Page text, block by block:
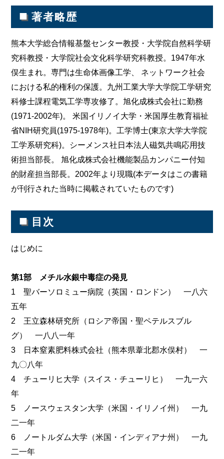
■ 著者略歴
熊本大学総合情報基盤センター教授・大学院自然科学研
究科教授・大学院社会文化科学研究科教授。1947年水
俣生まれ。専門は生命体画像工学、 ネットワーク社会
における私的権利の保護。九州工業大学大学院工学研究
科修士課程電気工学専攻修了。旭化成株式会社に勤務
(1971‐2002年)。 米国イリノイ大学・米国厚生教育福祉
省NIH研究員(1975‐1978年)。工学博士(東京大学大学院
工学系研究科)。シーメンス社日本法人磁気共鳴応用技
術担当部長。 旭化成株式会社機能製品カンパニー付知
的財産担当部長。2002年より現職(本データはこの書籍
が刊行された当時に掲載されていたものです)
■ 目次
はじめに
第1部 メチル水銀中毒症の発見
1 聖バーソロミュー病院（英国・ロンドン） 一八六
五年
2 王立森林研究所（ロシア帝国・聖ペテルスブル
グ） 一八八一年
3 日本窒素肥料株式会社（熊本県葦北郡水俣村） 一
九〇八年
4 チューリヒ大学（スイス・チューリヒ） 一九一六
年
5 ノースウェスタン大学（米国・イリノイ州） 一九
二一年
6 ノートルダム大学（米国・インディアナ州） 一九
二一年